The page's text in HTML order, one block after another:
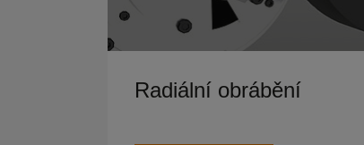
Radiální obrábění